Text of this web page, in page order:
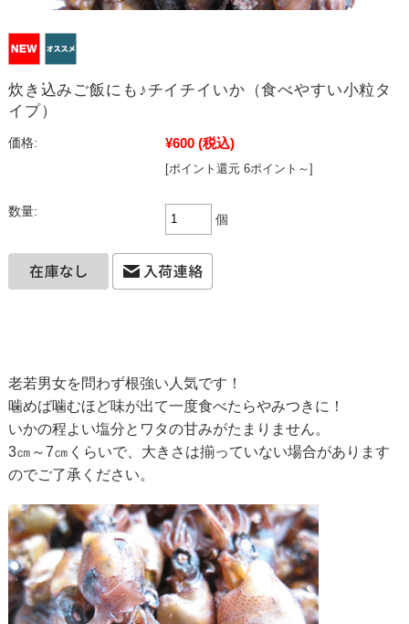
炊き込みご飯にも♪チイチイいか（食べやすい小粒タ
イプ）
価格: ¥600 (税込)
[ポイント還元 6ポイント～]
数量:
個
老若男女を問わず根強い人気です！
噛めば噛むほど味が出て一度食べたらやみつきに！
いかの程よい塩分とワタの甘みがたまりません。
3㎝～7㎝くらいで、大きさは揃っていない場合があります
のでご了承ください。